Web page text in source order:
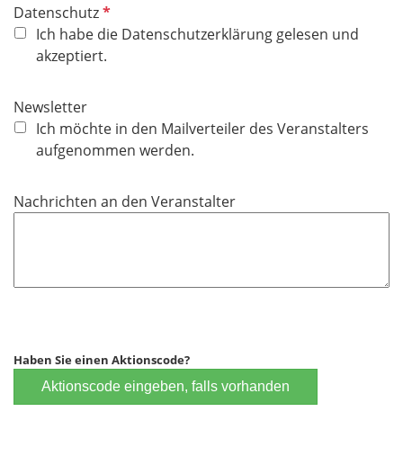
DatenschutzP
f
l
h
l
Ich habe die Datenschutzerklärung gelesen und
akzeptiert.
Newsletter
Ich möchte in den Mailverteiler des Veranstalters
aufgenommen werden.
Nachrichten an den Veranstalter
Haben Sie einen Aktionscode?
Aktionscode eingeben, falls vorhanden